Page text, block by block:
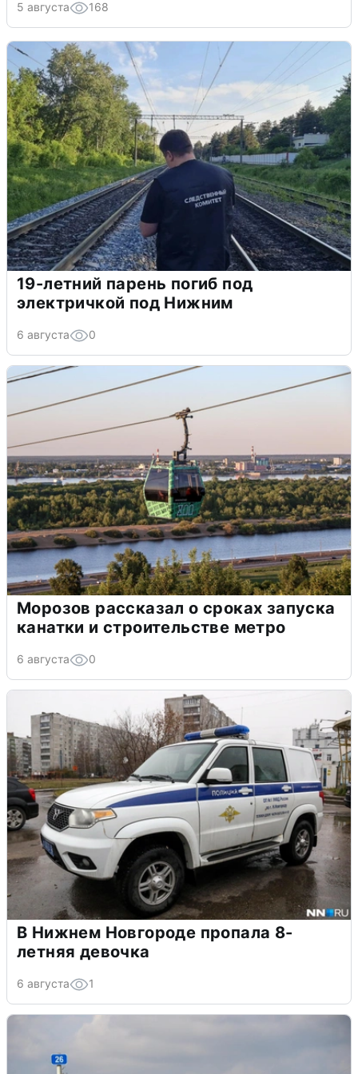
5 августа 168
19-летний парень погиб под
электричкой под Нижним
6 августа 0
Морозов рассказал о сроках запуска
канатки и строительстве метро
6 августа 0
В Нижнем Новгороде пропала 8-
летняя девочка
6 августа 1